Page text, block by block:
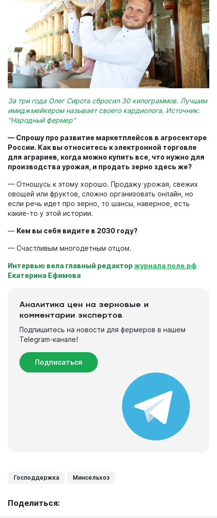
За три года Олег Сирота сбросил 30 килограммов. Лучшим
имиджмейкером называет своего кардиолога. Источник:
"Народный фермер"
— Спрошу про развитие маркетплейсов в агросекторе
России. Как вы относитесь к электронной торговле
для аграриев , когда можно купить все, что нужно для
производства урожая, и продать зерно здесь же?
— Отношусь к этому хорошо. Продажу урожая, свежих
овощей или фруктов, сложно организовать онлайн, но
если речь идет про зерно, то шансы, наверное, есть
какие-то у этой истории.
— Кем вы себя видите в 2030 году?
— Счастливым многодетным отцом.
Интервью вела главный редакторжурнала поле.рф
Екатерина Ефимова
Аналитика цен на зерновые и
комментарии экспертов
Подпишитесь на новости для фермеров в нашем
Telegram-канале!
Подписаться
Господдержка Минсельхоз
Поделиться: